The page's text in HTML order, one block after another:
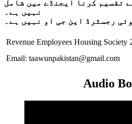
تقسیم کرنا ایجنڈے میں شامل
نہیں ہے۔
رجسٹرڈ این جی او نہیں ہے۔
Revenue Employees Housing Society
Email: taawunpakistan@gmail.com
Audio